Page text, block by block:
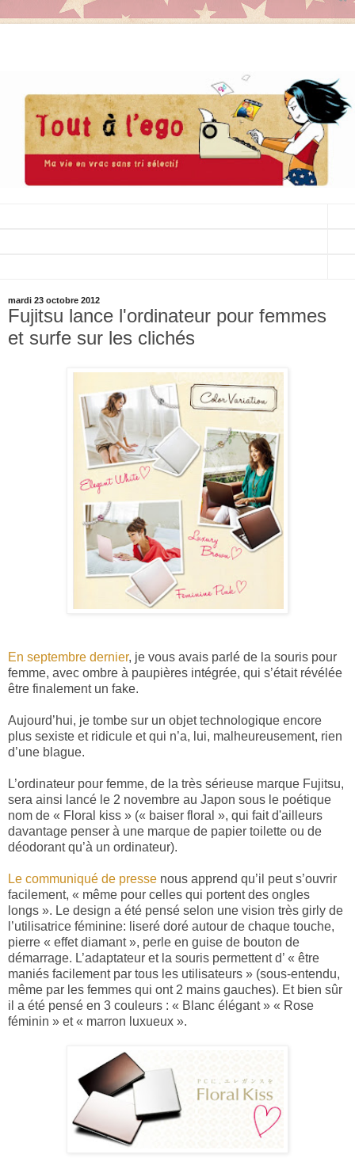
mardi 23 octobre 2012
Fujitsu lance l'ordinateur pour femmes
et surfe sur les clichés
En septembre dernier, je vous avais parlé de la souris pour
femme, avec ombre à paupières intégrée, qui s’était révélée
être finalement un fake.
Aujourd’hui, je tombe sur un objet technologique encore
plus sexiste et ridicule et qui n’a, lui, malheureusement, rien
d’une blague.
L’ordinateur pour femme, de la très sérieuse marque Fujitsu,
sera ainsi lancé le 2 novembre au Japon sous le poétique
nom de « Floral kiss » (« baiser floral », qui fait d'ailleurs
davantage penser à une marque de papier toilette ou de
déodorant qu’à un ordinateur).
Le communiqué de presse nous apprend qu’il peut s’ouvrir
facilement, « même pour celles qui portent des ongles
longs ». Le design a été pensé selon une vision très girly de
l’utilisatrice féminine: liseré doré autour de chaque touche,
pierre « effet diamant », perle en guise de bouton de
démarrage. L’adaptateur et la souris permettent d’ « être
maniés facilement par tous les utilisateurs » (sous-entendu,
même par les femmes qui ont 2 mains gauches). Et bien sûr
il a été pensé en 3 couleurs : « Blanc élégant » « Rose
féminin » et « marron luxueux ».